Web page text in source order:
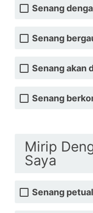
Senang
Senang
Senang akan
Senang
Mirip
Saya
Senang